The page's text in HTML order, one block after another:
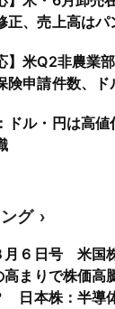
正、売上高はパ
】米Q2非農業
険申請件数、ド
ドル・円は高値
グ
６日号 米国
高まりで株価高
日本株：半導